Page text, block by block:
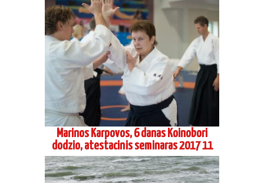
Marinos Karpovos, 6 danas Koinobori
dodzio, atestacinis seminaras 2017 11